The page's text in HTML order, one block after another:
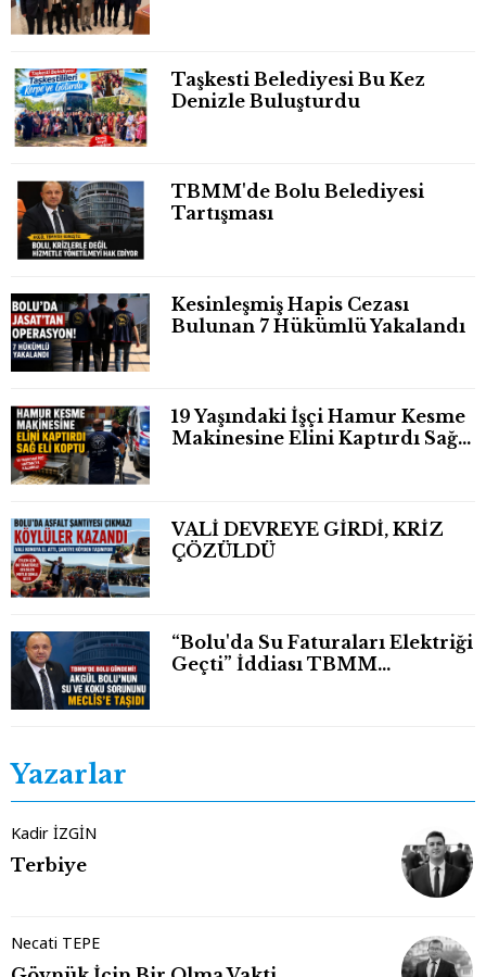
Taşkesti Belediyesi Bu Kez
Denizle Buluşturdu
TBMM'de Bolu Belediyesi
Tartışması
Kesinleşmiş Hapis Cezası
Bulunan 7 Hükümlü Yakalandı
19 Yaşındaki İşçi Hamur Kesme
Makinesine Elini Kaptırdı Sağ
VALİ DEVREYE GİRDİ, KRİZ
ÇÖZÜLDÜ
“Bolu'da Su Faturaları Elektriği
Geçti” İddiası TBMM
Yazarlar
Kadir İZGİN
Terbiye
Necati TEPE